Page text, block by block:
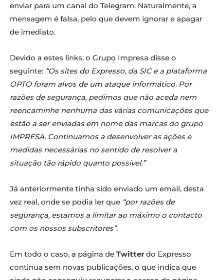
enviar para um canal do Telegram. Naturalmente, a
mensagem é falsa, pelo que devem ignorar e apagar
de imediato.
Devido a estes links, o Grupo Impresa disse o
seguinte: “Os sites do Expresso, da SIC e a plataforma
OPTO foram alvos de um ataque informático. Por
razões de segurança, pedimos que não aceda nem
reencaminhe nenhuma das várias comunicações que
estão a ser enviadas em nome das marcas do grupo
IMPRESA. Continuamos a desenvolver as ações e
medidas necessárias no sentido de resolver a
situação tão rápido quanto possível.”
Já anteriormente tinha sido enviado um email, desta
vez real, onde se podia ler que “por razões de
segurança, estamos a limitar ao máximo o contacto
com os nossos subscritores”.
Em todo o caso, a página de Twitter do Expresso
continua sem novas publicações, o que indica que